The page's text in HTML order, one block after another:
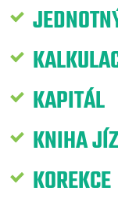
KAPITÁL
KNIHA
KOREKCE